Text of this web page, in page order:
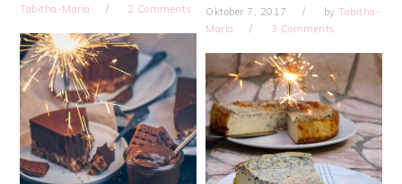
Tabitha-Maria
2 Comments Oktober 7, 2017 byTabitha-
Maria
3 Comments